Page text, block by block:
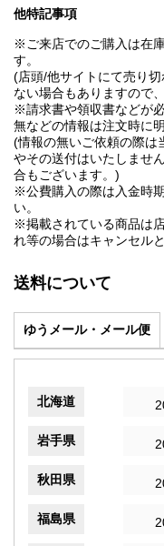
他特記事項
※ご来店でのご購入は在
す。
(店頭/他サイトにて売り
ない場合もありますので
※請求書や領収書などが
無などの情報は注文時に
(情報の無いご依頼の際は
やその送付はいたしませ
合もございます。)
※公費購入の際は入金時
い。
※掲載されている商品は
れ等の場合はキャンセル
送料について
ゆうメール・メール便
北海道
岩手県
秋田県
福島県